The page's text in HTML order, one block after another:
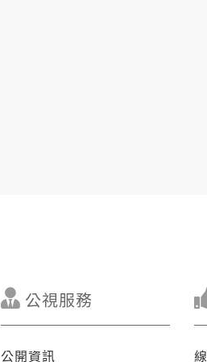
公視服務
公開資訊